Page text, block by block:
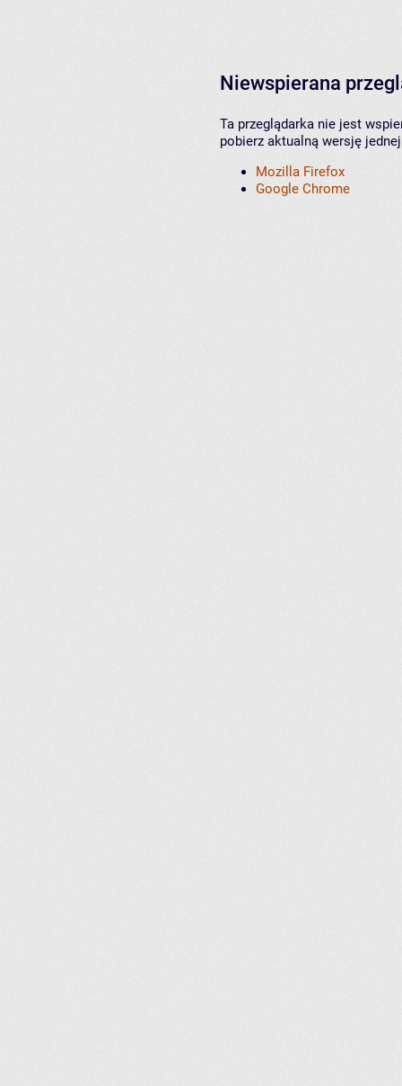
Niewspierana
Ta przeglądarka nie jest
pobierz aktualną wersję
Mozilla Firefox
Google Chrome